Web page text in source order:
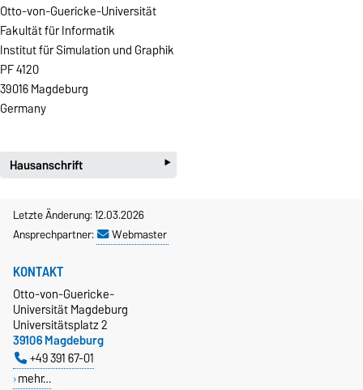
Otto-von-Guericke-Universität
Fakultät für Informatik
Institut für Simulation und Graphik
PF 4120
39016 Magdeburg
Germany
Hausanschrift ‣
Otto-von-Guericke-Universität
Fakultät für Informatik
Gebäude 29, Raum 218
Gustav-Adolf-Strasse 15
39106 Magdeburg
Germany
Letzte Änderung: 12.03.2026
Ansprechpartner:
Webmaster
KONTAKT
Otto-von-Guericke-
Universität Magdeburg
Universitätsplatz 2
39106 Magdeburg
+49 391 67-01
mehr…